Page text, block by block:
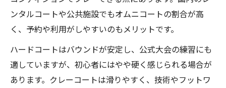
ンタルコートや公共施設でもオムニコートの割合が高
く、予約や利用がしやすいのもメリットです。
ハードコートはバウンドが安定し、公式大会の練習にも
適していますが、初心者にはやや硬く感じられる場合が
あります。クレーコートは滑りやすく、技術やフットワ